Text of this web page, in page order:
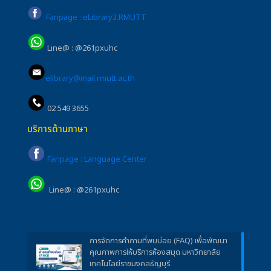
Fanpage : eLibrary3.RMUTT
Line@ : @261pxuhc
elibrary@mail.rmutt.ac.th
02 549 3655
บริการด้านภาษา
Fanpage : Language Center
Line@ : @261pxuhc
การจัดการคำถามที่พบบ่อย (FAQ) เพื่อพัฒนา
คุณภาพการให้บริการห้องสมุด มหาวิทยาลัย
เทคโนโลยีราชมงคลธัญบุรี